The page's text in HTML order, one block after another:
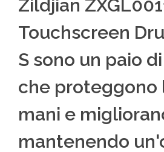
Zildjian
Touchscreen
S sono un paio
che proteggono
mani e
mantenendo